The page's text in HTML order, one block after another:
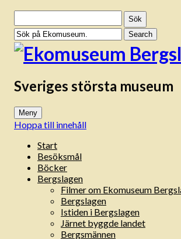
efter:
Sveriges största museum
Meny
Hoppa till innehåll
Start
Besöksmål
Böcker
Bergslagen
Filmer om Ekomuseum
Bergslagen
Istiden i Bergslagen
Järnet byggde landet
Bergsmännen